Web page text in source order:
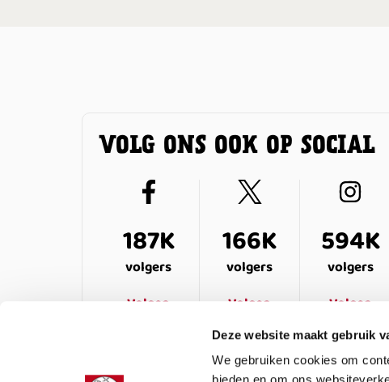
Deze website maakt gebruik
We gebruiken cookies om
VOLG ONS OOK OP SOCIAL
187K
volgers
Volgen
166K
volgers
Volgen
594K
volgers
Volgen